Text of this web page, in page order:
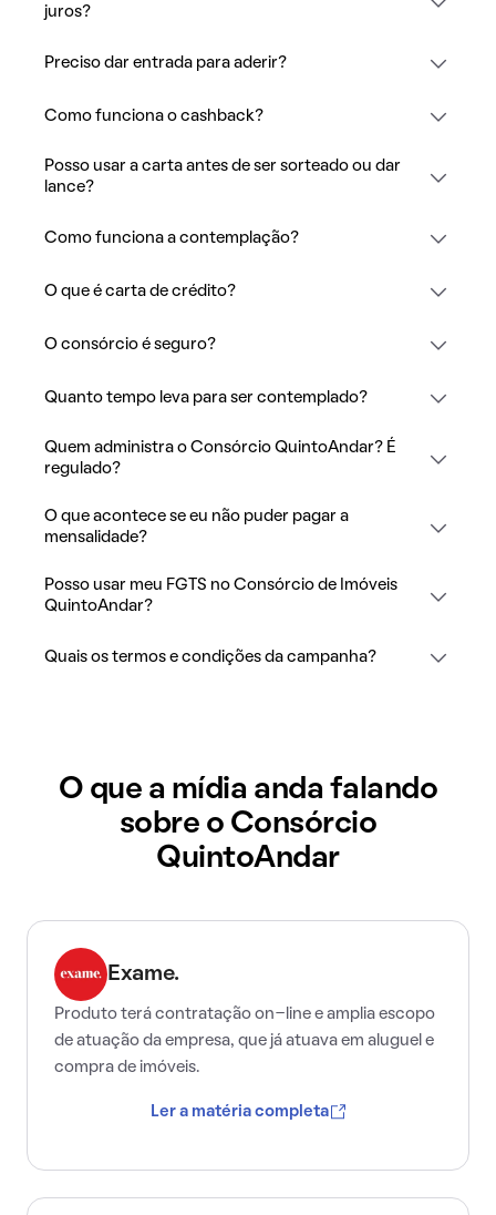
juros?
Preciso dar entrada para aderir?
Como funciona o cashback?
Posso usar a carta antes de ser sorteado ou dar
lance?
Como funciona a contemplação?
O que é carta de crédito?
O consórcio é seguro?
Quanto tempo leva para ser contemplado?
Quem administra o Consórcio QuintoAndar? É
regulado?
O que acontece se eu não puder pagar a
mensalidade?
Posso usar meu FGTS no Consórcio de Imóveis
QuintoAndar?
Quais os termos e condições da campanha?
O que a mídia anda falando
sobre o Consórcio
QuintoAndar
Exame.
Produto terá contratação on-line e amplia escopo
de atuação da empresa, que já atuava em aluguel e
compra de imóveis.
Ler a matéria completa